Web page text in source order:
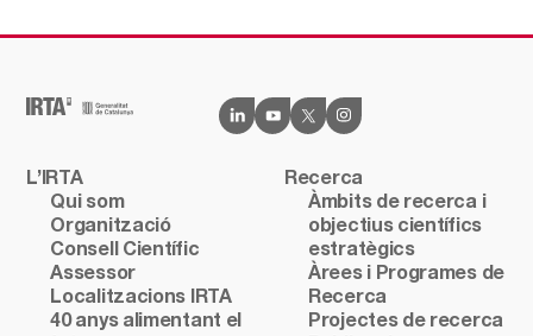
L’IRTA
Qui som
Organització
Consell Científic
Assessor
Localitzacions IRTA
40 anys alimentant el
Recerca
Àmbits de recerca i
objectius científics
estratègics
Àrees i Programes de
Recerca
Projectes de recerca